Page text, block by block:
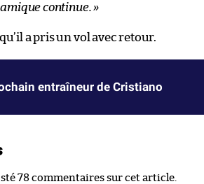
continue. »
a pris un vol avec retour.
entraîneur de Cristiano
78 commentaires sur cet article.